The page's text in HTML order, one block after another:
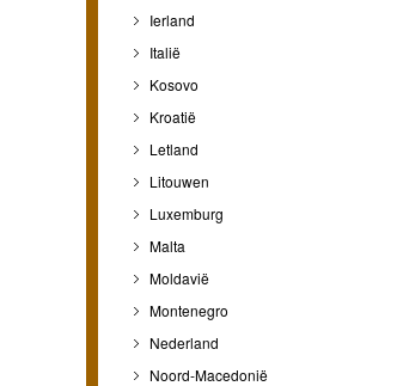
Ierland
Italië
Kosovo
Kroatië
Letland
Litouwen
Luxemburg
Malta
Moldavië
Montenegro
Nederland
Noord-Macedonië